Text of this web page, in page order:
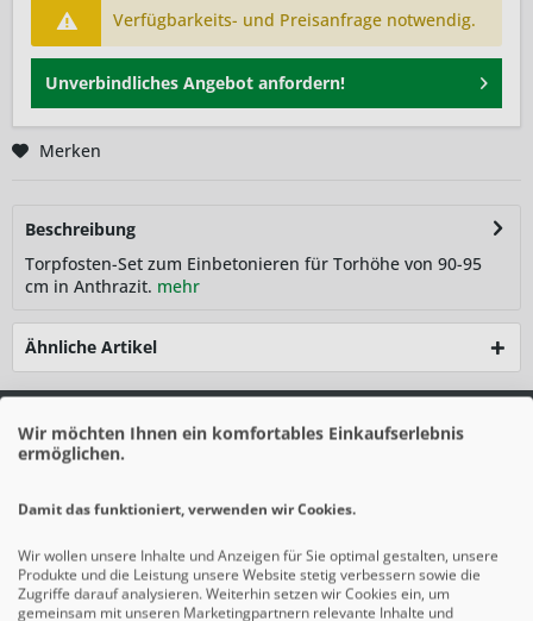
Verfügbarkeits- und Preisanfrage notwendig.
Unverbindliches Angebot anfordern!
Merken
Beschreibung
Torpfosten-Set zum Einbetonieren für Torhöhe von 90-95
cm in Anthrazit. mehr
Ähnliche Artikel
Wir möchten Ihnen ein komfortables Einkaufserlebnis
ermöglichen.
Damit das funktioniert, verwenden wir Cookies.
Wir wollen unsere Inhalte und Anzeigen für Sie optimal gestalten, unsere
Produkte und die Leistung unsere Website stetig verbessern sowie die
Zugriffe darauf analysieren. Weiterhin setzen wir Cookies ein, um
gemeinsam mit unseren Marketingpartnern relevante Inhalte und